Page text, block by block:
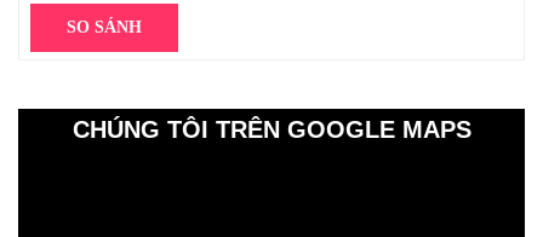
SO SÁNH
CHÚNG TÔI TRÊN GOOGLE MAPS